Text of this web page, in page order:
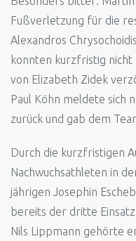
Fußverletzung für die
Alexandros
konnten kurzfristig
von Elizabeth Zidek
Paul Köhn meldete sich
zurück und gab dem
Durch die kurzfristigen
Nachwuchsathleten in
jährigen Josephin
bereits der dritte
Nils Lippmann gehörte